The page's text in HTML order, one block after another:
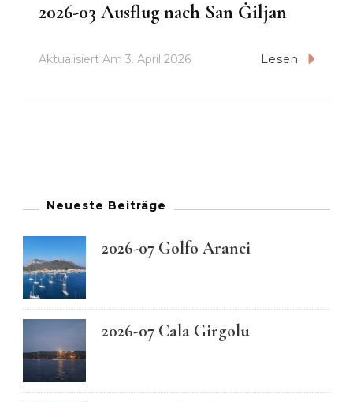
2026-03 Ausflug nach San Ġiljan
Aktualisiert Am 3. April 2026 Lesen
Neueste Beiträge
2026-07 Golfo Aranci
2026-07 Cala Girgolu